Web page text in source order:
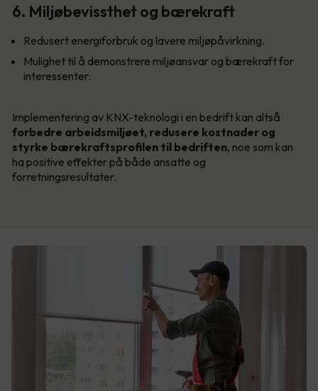
6. Miljøbevissthet og bærekraft
Redusert energiforbruk og lavere miljøpåvirkning.
Mulighet til å demonstrere miljøansvar og bærekraft for
interessenter.
Implementering av KNX-teknologi i en bedrift kan altså
forbedre arbeidsmiljøet, redusere kostnader og
styrke bærekraftsprofilen til bedriften, noe som kan
ha positive effekter på både ansatte og
forretningsresultater.